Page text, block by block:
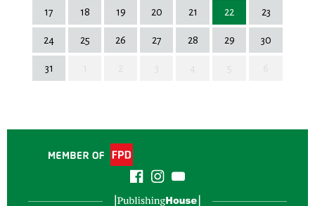
17 18 19 20 21 22 23
24 25 26 27 28 29 30
31